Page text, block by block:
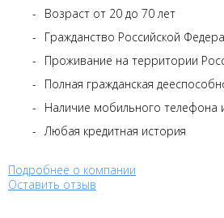
Возраст от 20 до 70 лет
Гражданство Российской
Проживание на территории
Полная гражданская
Наличие мобильного телефона
Любая кредитная история
Подробнее о компании
Оставить отзыв